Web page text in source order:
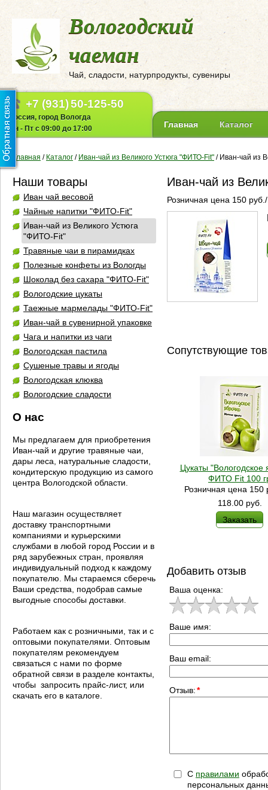
Вологодский
чаеман
Чай, сладости, натурпродукты, сувениры
+7 (931)50-125-50
Россия, город Вологда
Пн - Пт с 09:00 до 17:00
Главная Каталог
Главная / Каталог / Иван-чай из Великого Устюга "ФИТО-Fit" / Иван-чай из
Наши товары
Иван чай весовой
Чайные напитки "ФИТО-Fit"
Иван-чай из Великого Устюга
"ФИТО-Fit"
Травяные чаи в пирамидках
Полезные конфеты из Вологды
Шоколад без сахара "ФИТО-Fit"
Вологодские цукаты
Таежные мармелады "ФИТО-Fit"
Иван-чай в сувенирной упаковке
Чага и напитки из чаги
Вологодская пастила
Сушеные травы и ягоды
Вологодская клюква
Вологодские сладости
О нас
Мы предлагаем для приобретения
Иван-чай и другие травяные чаи,
дары леса, натуральные сладости,
кондитерскую продукцию из самого
центра Вологодской области.
Наш магазин осуществляет
доставку транспортными
компаниями и курьерскими
службами в любой город России и в
ряд зарубежных стран, проявляя
индивидуальный подход к каждому
покупателю. Мы стараемся сберечь
Ваши средства, подобрав самые
выгодные способы доставки.
Работаем как с розничными, так и с
оптовыми покупателями. Оптовым
покупателям рекомендуем
связаться с нами по форме
обратной связи в разделе контакты,
чтобы запросить прайс-лист, или
скачать его в каталоге.
Иван-чай из
Розничная цена 150
Сопутствующие
Цукаты "Вологодское
ФИТО Fit 100
Розничная цена 150
118.00 руб.
Заказать
Добавить отзыв
Ваша оценка:
Ваше имя:
Ваш email:
Отзыв:*
С правилами
персональных